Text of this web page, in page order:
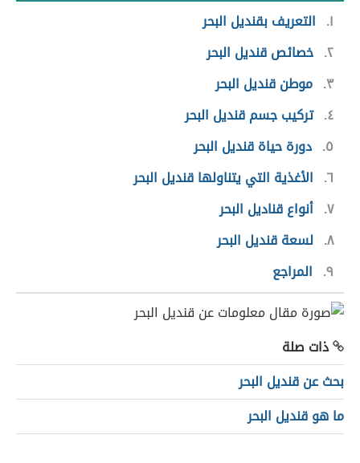
١
التعريف بقنديل البحر
٢ خصائص قنديل البحر
٣ موطن قنديل البحر
٤ تركيب جسم قنديل البحر
٥ دورة حياة قنديل البحر
٦ الأغذية التي يتناولها قنديل البحر
٧ أنواع قناديل البحر
٨ لسعة قنديل البحر
٩ المراجع
ذات صلة
بحث عن قنديل البحر
ما هو قنديل البحر